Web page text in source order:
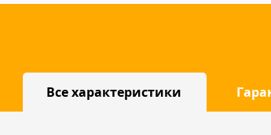
Все характеристики